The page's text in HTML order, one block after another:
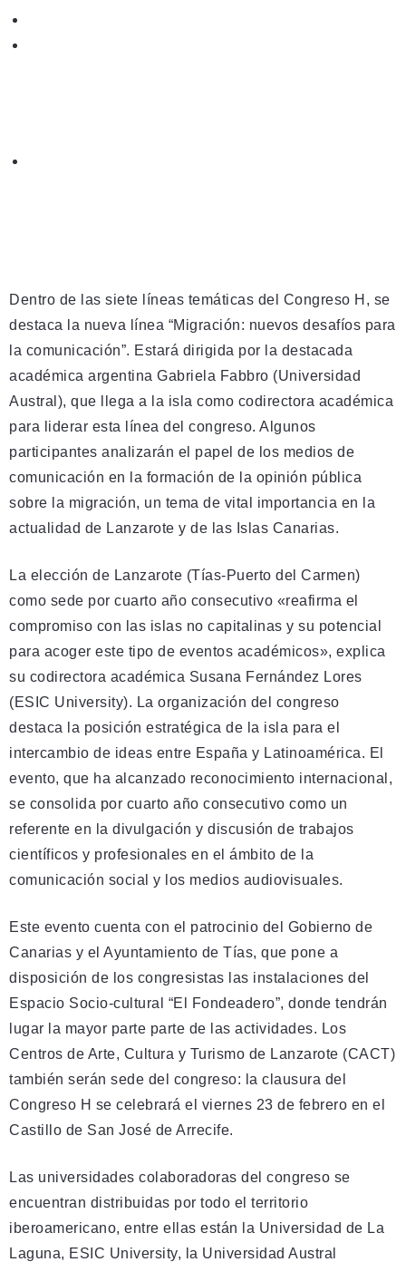
Dentro de las siete líneas temáticas del Congreso H, se
destaca la nueva línea “Migración: nuevos desafíos para
la comunicación”. Estará dirigida por la destacada
académica argentina Gabriela Fabbro (Universidad
Austral), que llega a la isla como codirectora académica
para liderar esta línea del congreso. Algunos
participantes analizarán el papel de los medios de
comunicación en la formación de la opinión pública
sobre la migración, un tema de vital importancia en la
actualidad de Lanzarote y de las Islas Canarias.
La elección de Lanzarote (Tías-Puerto del Carmen)
como sede por cuarto año consecutivo «reafirma el
compromiso con las islas no capitalinas y su potencial
para acoger este tipo de eventos académicos», explica
su codirectora académica Susana Fernández Lores
(ESIC University). La organización del congreso
destaca la posición estratégica de la isla para el
intercambio de ideas entre España y Latinoamérica. El
evento, que ha alcanzado reconocimiento internacional,
se consolida por cuarto año consecutivo como un
referente en la divulgación y discusión de trabajos
científicos y profesionales en el ámbito de la
comunicación social y los medios audiovisuales.
Este evento cuenta con el patrocinio del Gobierno de
Canarias y el Ayuntamiento de Tías, que pone a
disposición de los congresistas las instalaciones del
Espacio Socio-cultural “El Fondeadero”, donde tendrán
lugar la mayor parte parte de las actividades. Los
Centros de Arte, Cultura y Turismo de Lanzarote (CACT)
también serán sede del congreso: la clausura del
Congreso H se celebrará el viernes 23 de febrero en el
Castillo de San José de Arrecife.
Las universidades colaboradoras del congreso se
encuentran distribuidas por todo el territorio
iberoamericano, entre ellas están la Universidad de La
Laguna, ESIC University, la Universidad Austral